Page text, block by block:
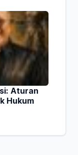
Aturan
Hukum